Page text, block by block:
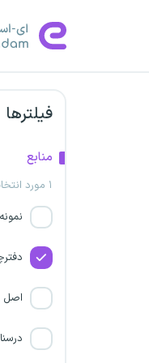
فیلترها
منابع
۱ مورد انتخاب شده
اصل
توسن سمنگان